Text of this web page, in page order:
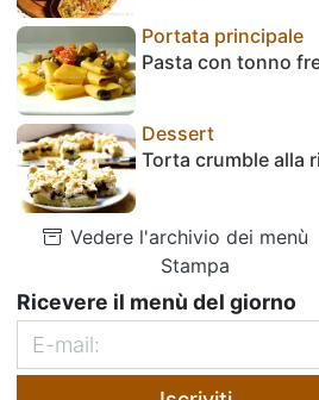
Portata principale
Pasta con tonno
Dessert
Torta crumble alla
Vedere l'archivio dei menù
Stampa
Ricevere il menù del giorno